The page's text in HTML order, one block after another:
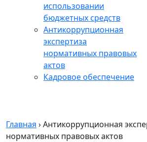
использовании
бюджетных средств
Антикоррупционная
экспертиза
нормативных правовых
актов
Кадровое обеспечение
Главная ›Антикоррупционная
нормативных правовых актов